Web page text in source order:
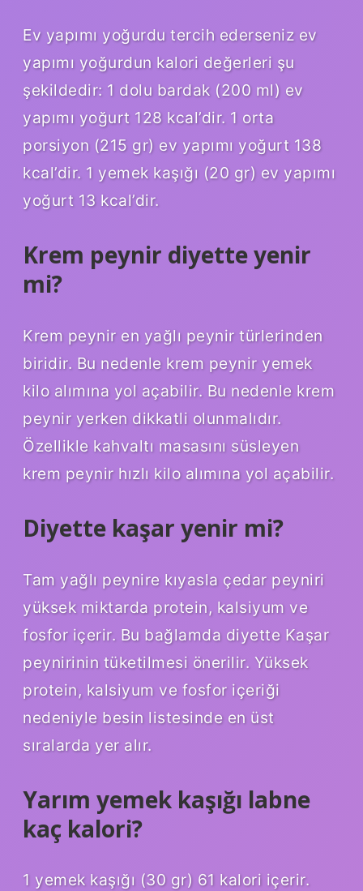
Ev yapımı yoğurdu tercih ederseniz ev
yapımı yoğurdun kalori değerleri şu
şekildedir: 1 dolu bardak (200 ml) ev
yapımı yoğurt 128 kcal’dir. 1 orta
porsiyon (215 gr) ev yapımı yoğurt 138
kcal’dir. 1 yemek kaşığı (20 gr) ev yapımı
yoğurt 13 kcal’dir.
Krem peynir diyette yenir
mi?
Krem peynir en yağlı peynir türlerinden
biridir. Bu nedenle krem ​​peynir yemek
kilo alımına yol açabilir. Bu nedenle krem ​​
peynir yerken dikkatli olunmalıdır.
Özellikle kahvaltı masasını süsleyen
krem ​​peynir hızlı kilo alımına yol açabilir.
Diyette kaşar yenir mi?
Tam yağlı peynire kıyasla çedar peyniri
yüksek miktarda protein, kalsiyum ve
fosfor içerir. Bu bağlamda diyette Kaşar
peynirinin tüketilmesi önerilir. Yüksek
protein, kalsiyum ve fosfor içeriği
nedeniyle besin listesinde en üst
sıralarda yer alır.
Yarım yemek kaşığı labne
kaç kalori?
1 yemek kaşığı (30 gr) 61 kalori içerir.